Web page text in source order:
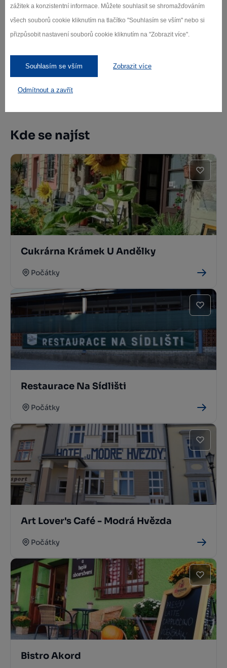
zážitek a konzistentní informace. Můžete souhlasit se shromažďováním
všech souborů cookie kliknutím na tlačítko "Souhlasím se vším" nebo si
přizpůsobit nastavení souborů cookie kliknutím na "Zobrazit více".
Souhlasím se vším Zobrazit více
Odmítnout a zavřít
Zřícenina hradu Štamberk
Kde se najíst
Cukrárna Krámek U Andělky
Počátky
Restaurace Na Sídlišti
Počátky
Art Lover's Café - Modrá Hvězda
Počátky
Bistro Akord